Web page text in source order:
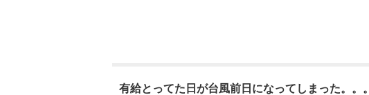
有給とってた日が台風前日になってしまった。。。